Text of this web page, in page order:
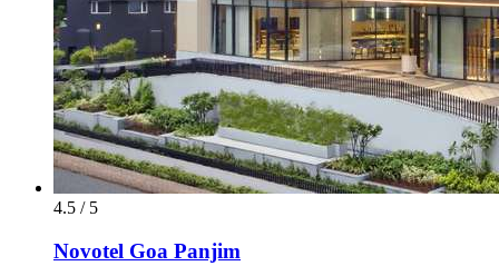
4.5 / 5
Novotel Goa Panjim